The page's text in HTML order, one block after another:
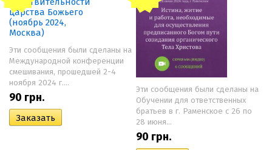
Эти сообщения были сделаны на
Международной конференции
смешивания, прошедшей 2-4
ноября 2024 г....
90 грн.
Эти сообщения были сделаны на
Обучении для ответственных
братьев в г. Раменское с 26 по
28 июня...
90 грн.